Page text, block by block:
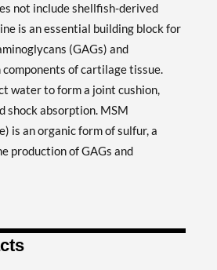
not include shellfish-derived
is an essential building block for
(GAGs) and
of cartilage tissue.
water to form a joint cushion,
shock absorption. MSM
is an organic form of sulfur, a
production of GAGs and